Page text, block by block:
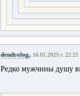
dendrolog, 16.01.2025 г. 22:21
Редко мужчины душу